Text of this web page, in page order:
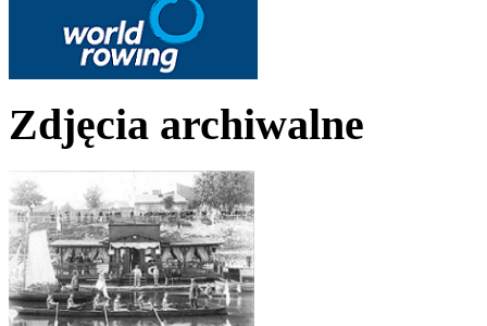
Zdjęcia archiwalne